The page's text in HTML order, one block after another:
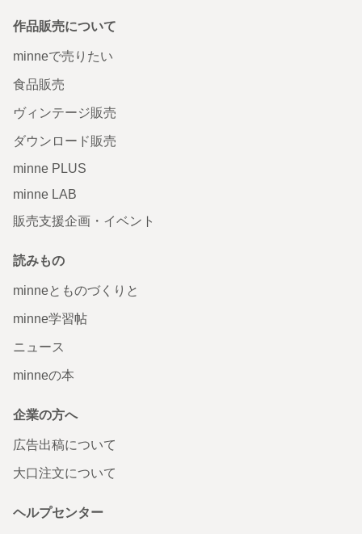
作品販売について
minneで売りたい
食品販売
ヴィンテージ販売
ダウンロード販売
minne PLUS
minne LAB
販売支援企画・イベント
読みもの
minneとものづくりと
minne学習帖
ニュース
minneの本
企業の方へ
広告出稿について
大口注文について
ヘルプセンター